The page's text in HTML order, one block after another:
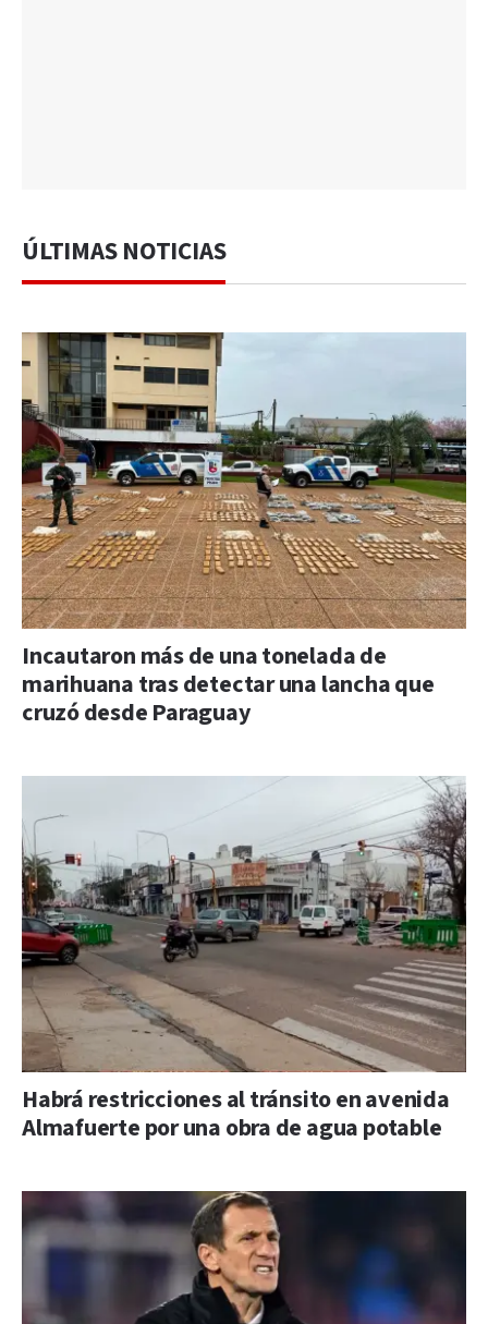
ÚLTIMAS NOTICIAS
Incautaron más de una tonelada de
marihuana tras detectar una lancha que
cruzó desde Paraguay
Habrá restricciones al tránsito en avenida
Almafuerte por una obra de agua potable